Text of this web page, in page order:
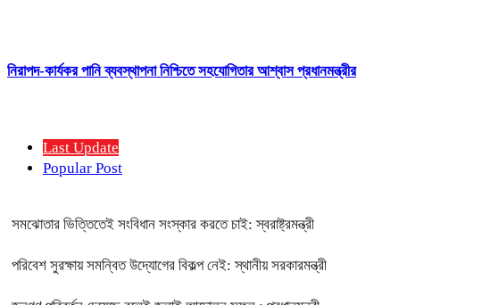
নিরাপদ-কার্যকর পানি ব্যবস্থাপনা নিশ্চিতে সহযোগিতার আশ্বাস প্রধানমন্ত্রীর
Last Update
Popular Post
সমঝোতার ভিত্তিতেই সংবিধান সংস্কার করতে চাই: স্বরাষ্ট্রমন্ত্রী
পরিবেশ সুরক্ষায় সমন্বিত উদ্যোগের বিকল্প নেই: স্থানীয় সরকারমন্ত্রী